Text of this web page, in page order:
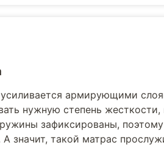
армирующими
нужную степень
зафиксированы,
значит, такой матрас